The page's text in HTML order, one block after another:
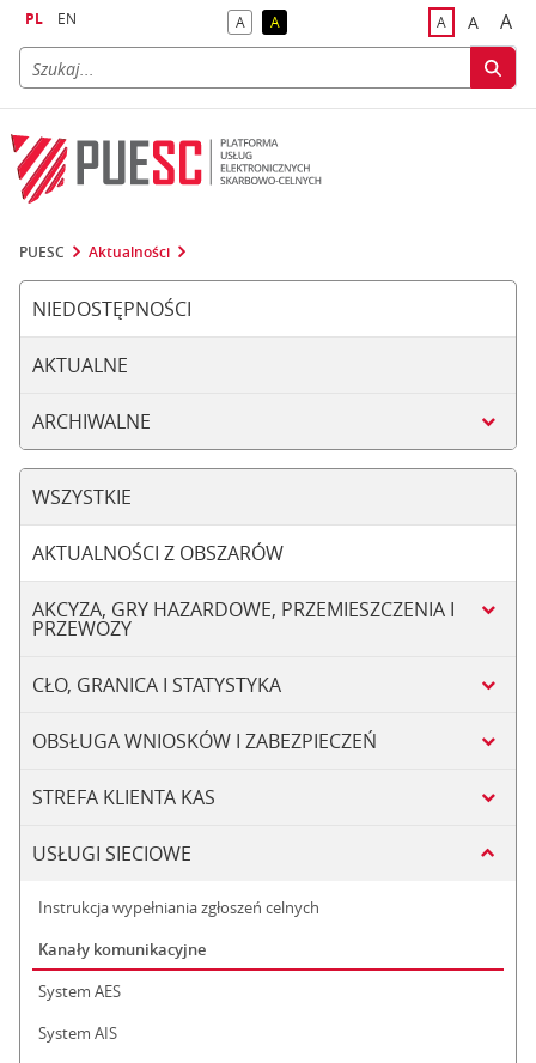
PL EN Akontrast domyślny
Akontrast żółty tekst na czarnym tle
Adomyślna
A A
PUESC Aktualności
NIEDOSTĘPNOŚCI
AKTUALNE
ARCHIWALNE
WSZYSTKIE
AKTUALNOŚCI Z OBSZARÓW
AKCYZA, GRY HAZARDOWE, PRZEMIESZCZENIA I
PRZEWOZY
CŁO, GRANICA I STATYSTYKA
OBSŁUGA WNIOSKÓW I ZABEZPIECZEŃ
STREFA KLIENTA KAS
USŁUGI SIECIOWE
Instrukcja wypełniania zgłoszeń celnych
Kanały komunikacyjne
System AES
System AIS